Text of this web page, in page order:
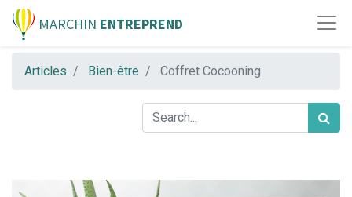
MARCHIN ENTREPREND
Articles Bien-être Coffret Cocooning